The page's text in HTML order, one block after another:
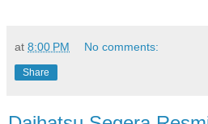
at 8:00 PM No comments:
Share